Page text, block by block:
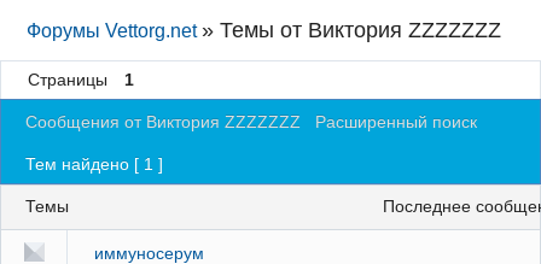
Правила
Поиск
Регистрация
Вход
Форумы Vettorg.net »Темы от Виктория ZZZZZZZ
Страницы 1
Сообщения от Виктория ZZZZZZZ Расширенный поиск
Тем найдено [ 1 ]
Темы последнее
иммуносерум